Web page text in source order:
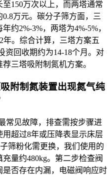
150万次以上，而两塔通常
万元。碳分子筛方面，三
约2%-3%，两塔为4%-5%，
年。综合计算，三塔方案五
资回收期约为14-18个月。对
三塔吸附制氮机方案。
附制氮装置出现氮气纯
常见故障，排查需按步骤进
超过8年或压降表显示床层
筛粉化需更换，我们使用的
量约480kg。第二步检查阀
否存在内漏，电磁阀响应时